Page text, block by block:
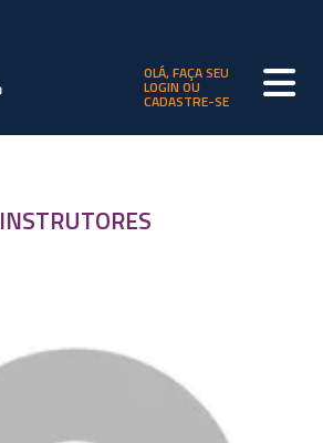
OLÁ, FAÇA SEU
LOGIN OU
CADASTRE-SE
INSTRUTORES